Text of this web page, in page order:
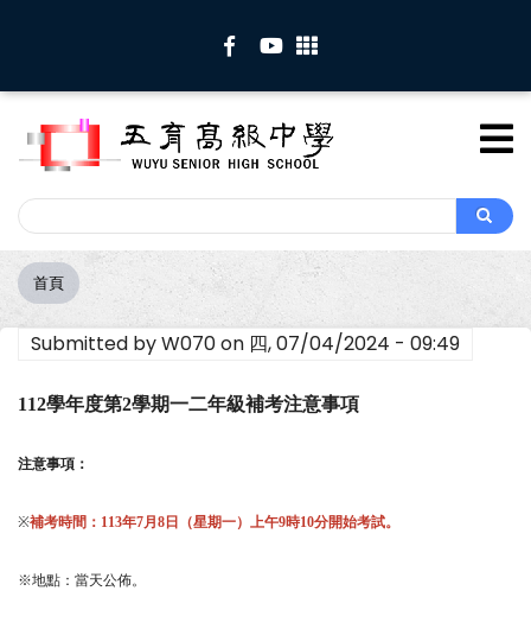
內
Search
Search
導
航
連
首頁
Submitted byW070on 四, 07/04/2024 - 09:49
112學年度第2學期一二年級補考注意事項
注意事項：
※補考時間：113年7月8日（星期一）上午9時10分開始考試。
※地點：當天公佈。